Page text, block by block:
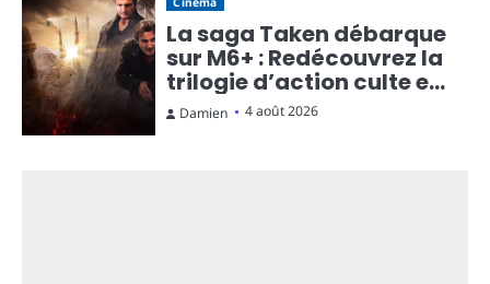
La saga Taken débarque
sur M6+ : Redécouvrez la
trilogie d’action culte en
streaming gratuit
Damien 4 août 2026